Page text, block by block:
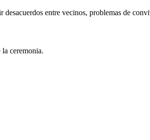
entre vecinos, problemas de
ceremonia.